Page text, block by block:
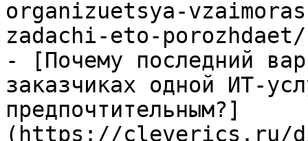
organizuetsya-
zadachi-eto-
- [Почему последний
заказчиках одной ИТ-
предпочтительным?]
(https://cleverics.ru/